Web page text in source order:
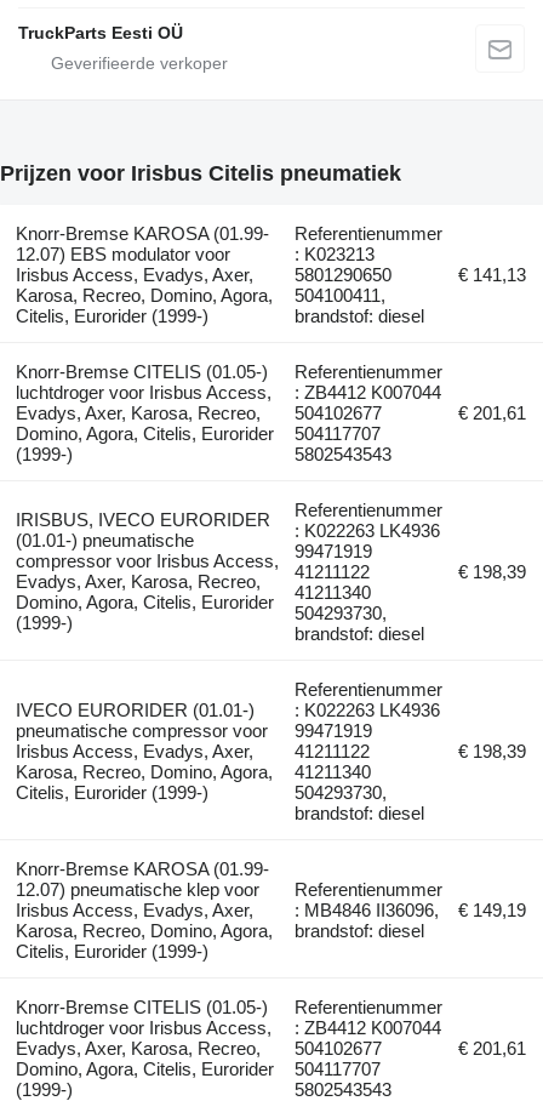
TruckParts Eesti OÜ
Prijzen voor Irisbus Citelis pneumatiek
Knorr-Bremse KAROSA (01.99-
12.07) EBS modulator voor
Irisbus Access, Evadys, Axer,
Karosa, Recreo, Domino, Agora,
Citelis, Eurorider (1999-)
Referentienummer
: K023213
5801290650
504100411,
brandstof: diesel
€ 141,13
Knorr-Bremse CITELIS (01.05-)
luchtdroger voor Irisbus Access,
Evadys, Axer, Karosa, Recreo,
Domino, Agora, Citelis, Eurorider
(1999-)
Referentienummer
: ZB4412 K007044
504102677
504117707
5802543543
€ 201,61
IRISBUS, IVECO EURORIDER
(01.01-) pneumatische
compressor voor Irisbus Access,
Evadys, Axer, Karosa, Recreo,
Domino, Agora, Citelis, Eurorider
(1999-)
Referentienummer
: K022263 LK4936
99471919
41211122
41211340
504293730,
brandstof: diesel
€ 198,39
IVECO EURORIDER (01.01-)
pneumatische compressor voor
Irisbus Access, Evadys, Axer,
Karosa, Recreo, Domino, Agora,
Citelis, Eurorider (1999-)
Referentienummer
: K022263 LK4936
99471919
41211122
41211340
504293730,
brandstof: diesel
€ 198,39
Knorr-Bremse KAROSA (01.99-
12.07) pneumatische klep voor
Irisbus Access, Evadys, Axer,
Karosa, Recreo, Domino, Agora,
Citelis, Eurorider (1999-)
Referentienummer
: MB4846 II36096,
brandstof: diesel
€ 149,19
Knorr-Bremse CITELIS (01.05-)
luchtdroger voor Irisbus Access,
Evadys, Axer, Karosa, Recreo,
Domino, Agora, Citelis, Eurorider
(1999-)
Referentienummer
: ZB4412 K007044
504102677
504117707
5802543543
€ 201,61